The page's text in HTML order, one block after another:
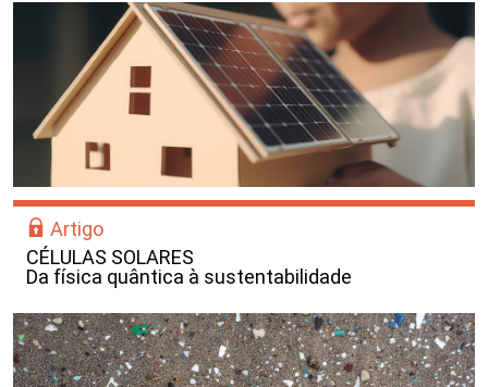
Artigo
CÉLULAS SOLARES
Da física quântica à sustentabilidade